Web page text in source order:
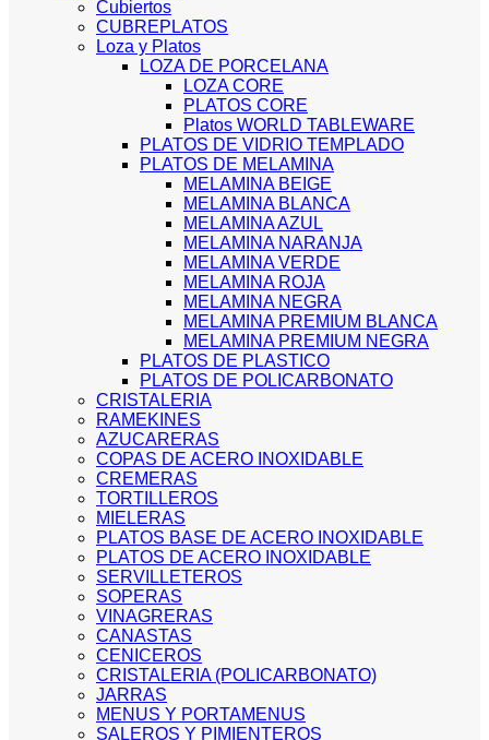
Cubiertos
CUBREPLATOS
Loza y Platos
LOZA DE PORCELANA
LOZA CORE
PLATOS CORE
Platos WORLD TABLEWARE
PLATOS DE VIDRIO TEMPLADO
PLATOS DE MELAMINA
MELAMINA BEIGE
MELAMINA BLANCA
MELAMINA AZUL
MELAMINA NARANJA
MELAMINA VERDE
MELAMINA ROJA
MELAMINA NEGRA
MELAMINA PREMIUM BLANCA
MELAMINA PREMIUM NEGRA
PLATOS DE PLASTICO
PLATOS DE POLICARBONATO
CRISTALERIA
RAMEKINES
AZUCARERAS
COPAS DE ACERO INOXIDABLE
CREMERAS
TORTILLEROS
MIELERAS
PLATOS BASE DE ACERO INOXIDABLE
PLATOS DE ACERO INOXIDABLE
SERVILLETEROS
SOPERAS
VINAGRERAS
CANASTAS
CENICEROS
CRISTALERIA (POLICARBONATO)
JARRAS
MENUS Y PORTAMENUS
SALEROS Y PIMIENTEROS